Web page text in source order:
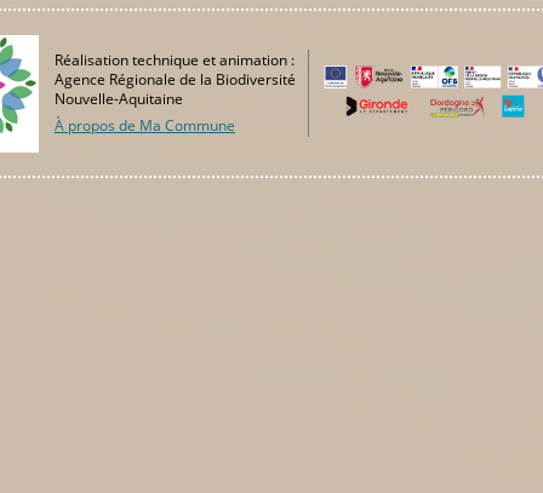
Réalisation technique et animation :
Agence Régionale de la Biodiversité
Nouvelle-Aquitaine
À propos de Ma Commune